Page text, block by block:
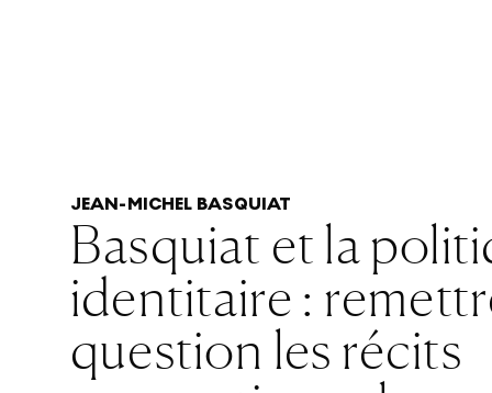
JEAN-MICHEL BASQUIAT
Basquiat et la
identitaire :
question les récits